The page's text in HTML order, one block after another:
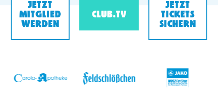
JETZT
MITGLIED
WERDEN
CLUB.TV
JETZT
TICKETS
SICHERN